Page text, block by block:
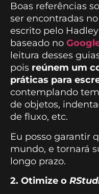
Boas referências
ser encontradas no
escrito pelo
baseado no
leitura desses
pois reúnem um
práticas para
contemplando
de objetos,
de fluxo, etc.
Eu posso garantir
mundo, e tornará
longo prazo.
2. Otimize o